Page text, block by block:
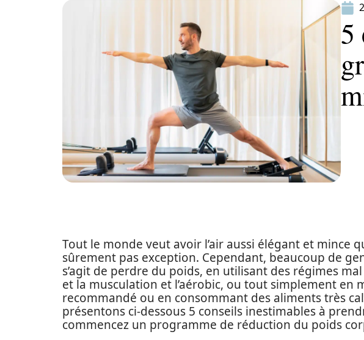
5
Tout le monde veut avoir l’air aussi élégant et mince
sûrement pas exception. Cependant, beaucoup de
s’agit de perdre du poids, en utilisant des régimes
et la musculation et l’aérobic, ou tout simplement en
recommandé ou en consommant des aliments très
présentons ci-dessous 5 conseils inestimables à
commencez un programme de réduction du poids